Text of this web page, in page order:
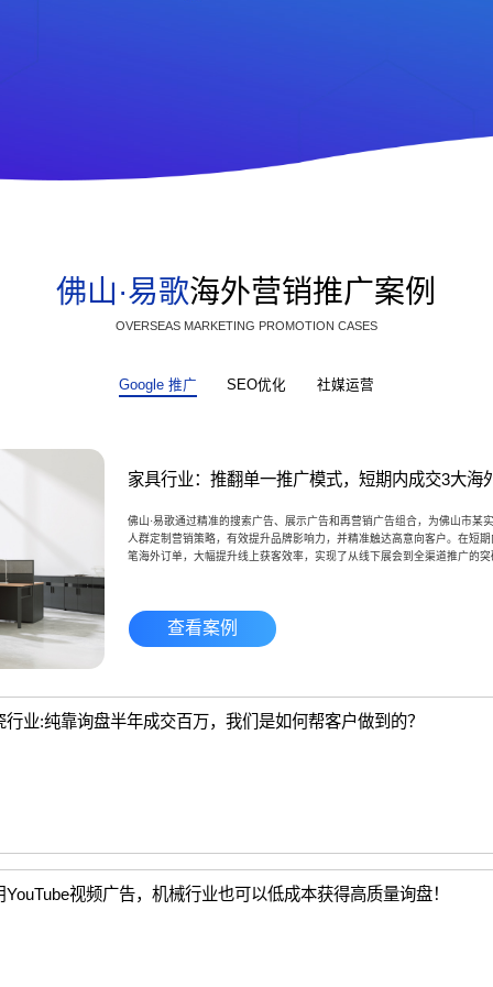
佛山·易歌海外营销推广案例
OVERSEAS MARKETING PROMOTION CASES
Google 推广 SEO优化 社媒运营
家具行业：推翻单一推广模式，短期内成交3大海
佛山·易歌通过精准的搜索广告、展示广告和再营销广告组合，为佛山市某
人群定制营销策略，有效提升品牌影响力，并精准触达高意向客户。在短
笔海外订单，大幅提升线上获客效率，实现了从线下展会到全渠道推广的
查看案例
行业:纯靠询盘半年成交百万，我们是如何帮客户做到的？
YouTube视频广告，机械行业也可以低成本获得高质量询盘！